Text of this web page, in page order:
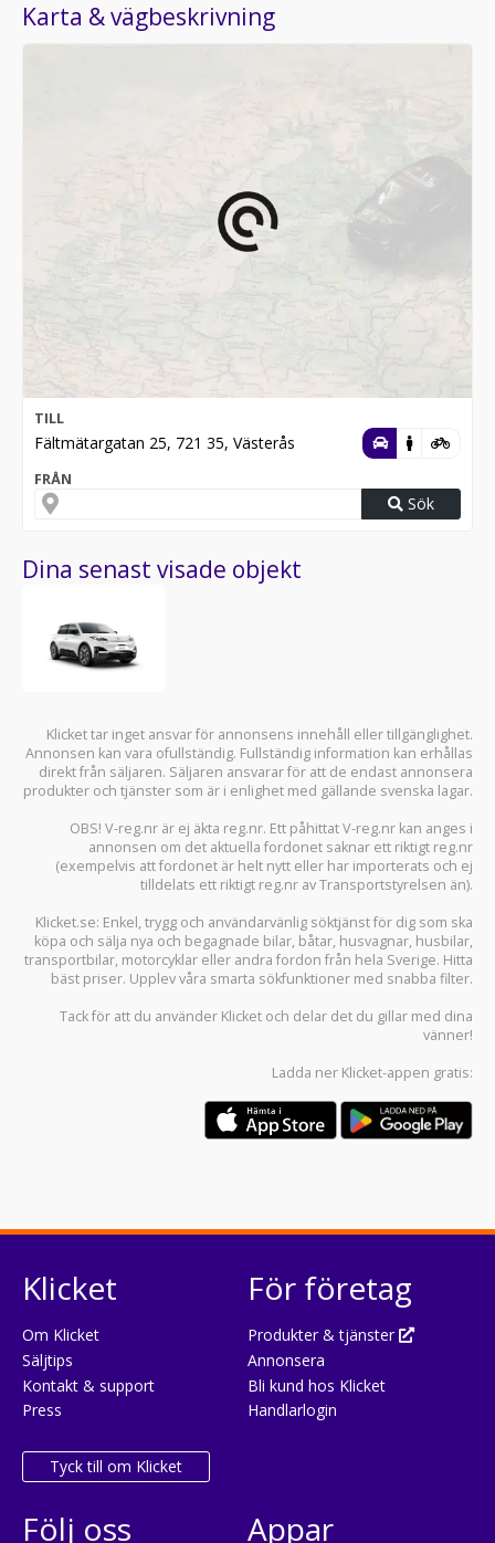
Karta & vägbeskrivning
TILL
Fältmätargatan 25, 721 35, Västerås
FRÅN
Sök
Dina senast visade objekt
Klicket tar inget ansvar för annonsens innehåll eller tillgänglighet.
Annonsen kan vara ofullständig. Fullständig information kan erhållas
direkt från säljaren. Säljaren ansvarar för att de endast annonsera
produkter och tjänster som är i enlighet med gällande svenska lagar.
OBS! V-reg.nr är ej äkta reg.nr. Ett påhittat V-reg.nr kan anges i
annonsen om det aktuella fordonet saknar ett riktigt reg.nr
(exempelvis att fordonet är helt nytt eller har importerats och ej
tilldelats ett riktigt reg.nr av Transportstyrelsen än).
Klicket.se: Enkel, trygg och användarvänlig söktjänst för dig som ska
köpa och sälja nya och begagnade bilar, båtar, husvagnar, husbilar,
transportbilar, motorcyklar eller andra fordon från hela Sverige. Hitta
bäst priser. Upplev våra smarta sökfunktioner med snabba filter.
Tack för att du använder Klicket och delar det du gillar med dina
vänner!
Ladda ner Klicket-appen gratis:
Klicket
Om Klicket
Säljtips
Kontakt & support
Press
Tyck till om Klicket
För företag
Produkter & tjänster
Annonsera
Bli kund hos Klicket
Handlarlogin
Följ oss Appar